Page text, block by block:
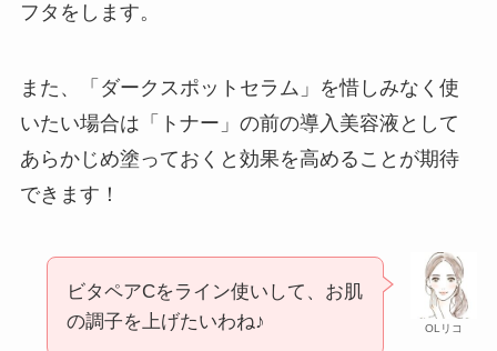
フタをします。
また、「ダークスポットセラム」を惜しみなく使
いたい場合は「トナー」の前の導入美容液として
あらかじめ塗っておくと効果を高めることが期待
できます！
OLリコ
ビタペアCをライン使いして、お肌
の調子を上げたいわね♪